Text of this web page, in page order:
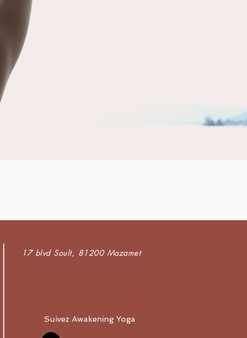
17 blvd Soult, 81200 Mazamet
Suivez Awakening Yoga